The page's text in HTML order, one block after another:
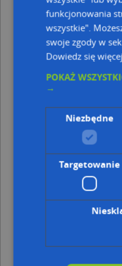
Erste Bank Polska -
Ubezpieczenia w
Biuro Rachunkowe, ul.
Przemyśl
Kantor Wymiany
37-700 Przemyśl
Erste Bank Polska,
Euronet, ul.
Euronet, ul.
Adresy w pobliżu
Przemyśl, Dworskiego
Przemyśl, Rejtana
Przemyśl, Dworskiego
Przemyśl, Dworskiego
funkcjonowania
wszystkie".
swoje zgody w
Dowiedz się więcej
POKAŻ
→
Niezbędne
Targetowanie